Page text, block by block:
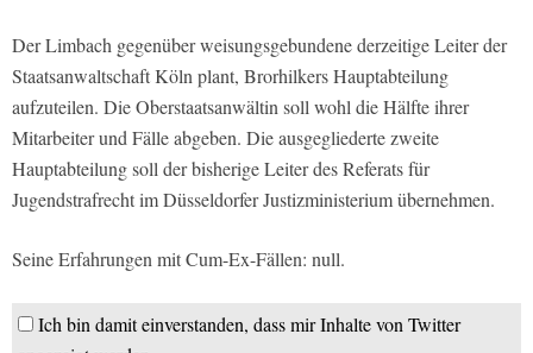
Der Limbach gegenüber weisungsgebundene derzeitige Leiter der
Staatsanwaltschaft Köln plant, Brorhilkers Hauptabteilung
aufzuteilen. Die Oberstaatsanwältin soll wohl die Hälfte ihrer
Mitarbeiter und Fälle abgeben. Die ausgegliederte zweite
Hauptabteilung soll der bisherige Leiter des Referats für
Jugendstrafrecht im Düsseldorfer Justizministerium übernehmen.
Seine Erfahrungen mit Cum-Ex-Fällen: null.
Ich bin damit einverstanden, dass mir Inhalte von Twitter